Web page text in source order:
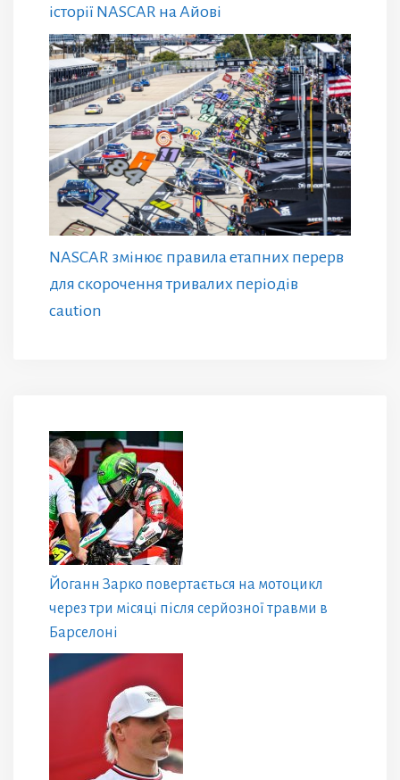
історії NASCAR на Айові
NASCAR змінює правила етапних перерв
для скорочення тривалих періодів
caution
Йоганн Зарко повертається на мотоцикл
через три місяці після серйозної травми в
Барселоні